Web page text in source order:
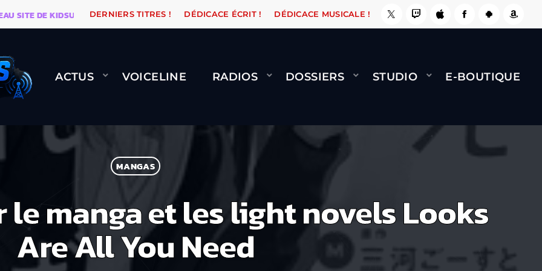
DE KIDSUNE WARÉTRO ORANGE ROAD QUI PASSE, ÇA LE FAIT ! NAMI BERNARD MINET - FLY
DERNIERS TITRES ! DÉDICACE ÉCRIT ! DÉDICACE MUSICALE !
ACTUS VOICELINE RADIOS DOSSIERS STUDIO E-BOUTIQUE
MANGAS
manga et les light novels Looks
Are All You Need